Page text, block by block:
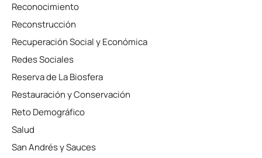
Reconocimiento
Reconstrucción
Recuperación Social y Económica
Redes Sociales
Reserva de La Biosfera
Restauración y Conservación
Reto Demográfico
Salud
San Andrés y Sauces